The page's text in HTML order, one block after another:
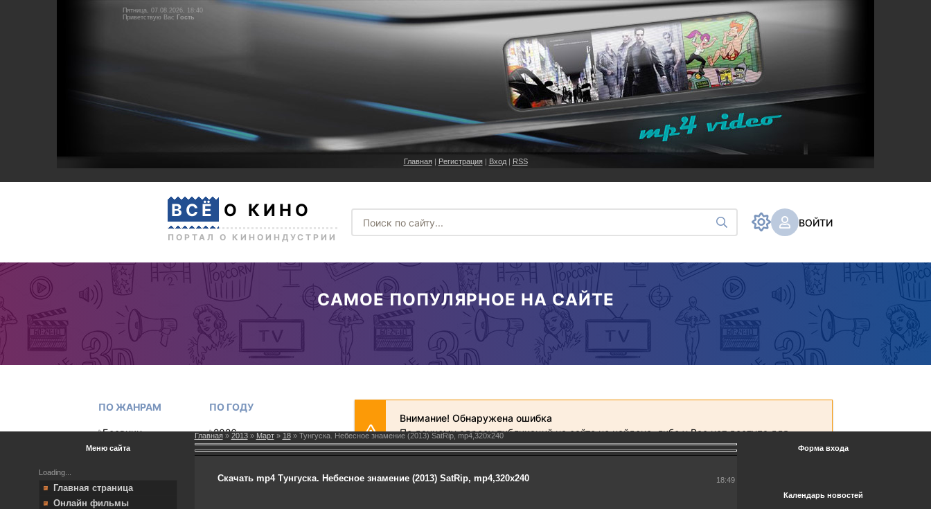
Пятница, 07.08.2026, 18:40
Приветствую Вас Гость
Главная| Регистрация| Вход| RSS
Меню сайта
Loading...
Главная страница
Онлайн фильмы
Главная» 2013 » Март » 18» Тунгуска. Небесное знамение (2013) SatRip, mp4,320x240
Скачать mp4 Тунгуска. Небесное знамение (2013) SatRip, mp4,320x240 18:49
Форма входа
Календарь новостей